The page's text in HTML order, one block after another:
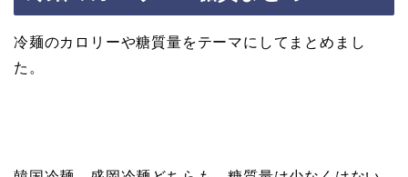
冷麺のカロリーや糖質量をテーマにしてまとめまし
た。